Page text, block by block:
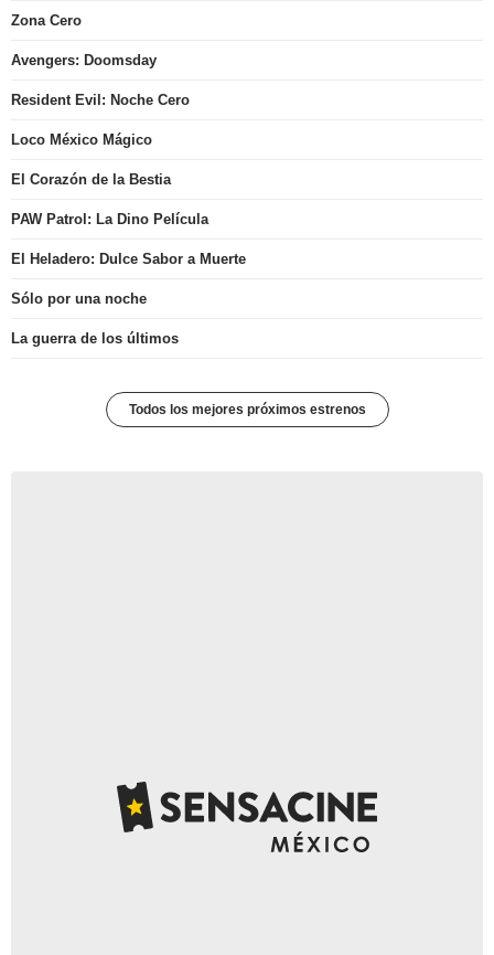
Zona Cero
Avengers: Doomsday
Resident Evil: Noche Cero
Loco México Mágico
El Corazón de la Bestia
PAW Patrol: La Dino Película
El Heladero: Dulce Sabor a Muerte
Sólo por una noche
La guerra de los últimos
Todos los mejores próximos estrenos